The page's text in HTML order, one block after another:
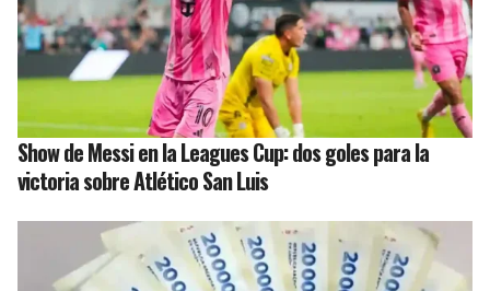
Show de Messi en la Leagues Cup: dos goles para la
victoria sobre Atlético San Luis